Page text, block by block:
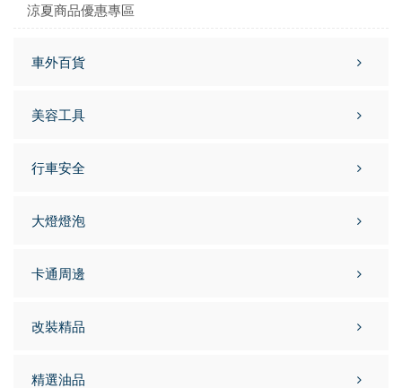
涼夏商品優惠專區
車外百貨
美容工具
行車安全
大燈燈泡
卡通周邊
改裝精品
精選油品